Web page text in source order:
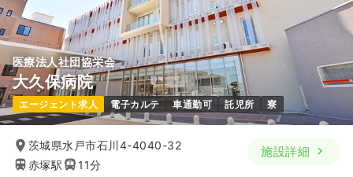
医療法人社団協栄会
大久保病院
エージェント求人 電子カルテ 車通勤可 託児所 寮
茨城県水戸市石川4-4040-32
赤塚駅
11分
施設詳細